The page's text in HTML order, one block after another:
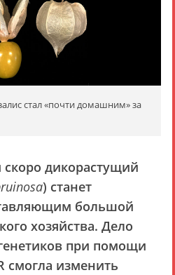
стал «почти домашним» за
дикорастущий
) станет
большой
хозяйства. Дело
при помощи
смогла изменить